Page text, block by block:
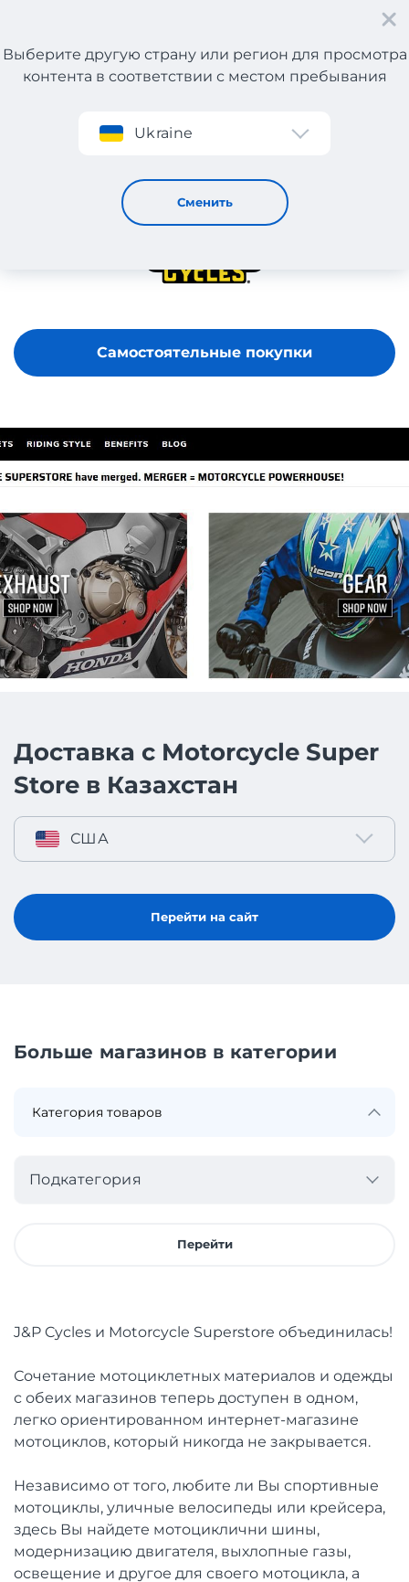
Регистрация
Выберите другую страну или регион для просмотра
контента в соответствии с местом пребывания
Ukraine
Сменить
Motorcycle Super Store
Самостоятельные покупки
Доставка с Motorcycle Super
Store в Казахстан
США
Перейти на сайт
Больше магазинов в категории
Подкатегория
Перейти
J&P Cycles и Motorcycle Superstore объединилась!
Сочетание мотоциклетных материалов и одежды
с обеих магазинов теперь доступен в одном,
легко ориентированном интернет-магазине
мотоциклов, который никогда не закрывается.
Независимо от того, любите ли Вы спортивные
мотоциклы, уличные велосипеды или крейсера,
здесь Вы найдете мотоциклични шины,
модернизацию двигателя, выхлопные газы,
освещение и другое для своего мотоцикла, а